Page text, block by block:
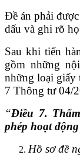
Đề án phải
dấu và ghi rõ
Sau khi tiến
gồm những
những loại giấy
7 Thông tư 04/
“Điều 7.
phép hoạt động
Hồ sơ đề